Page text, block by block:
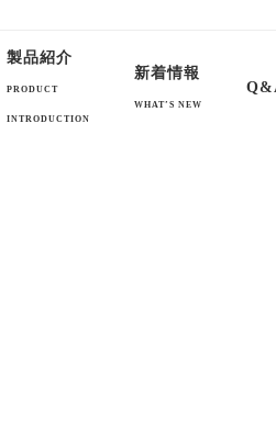
製品紹介
PRODUCT
INTRODUCTION
新着情報
WHAT’S NEW